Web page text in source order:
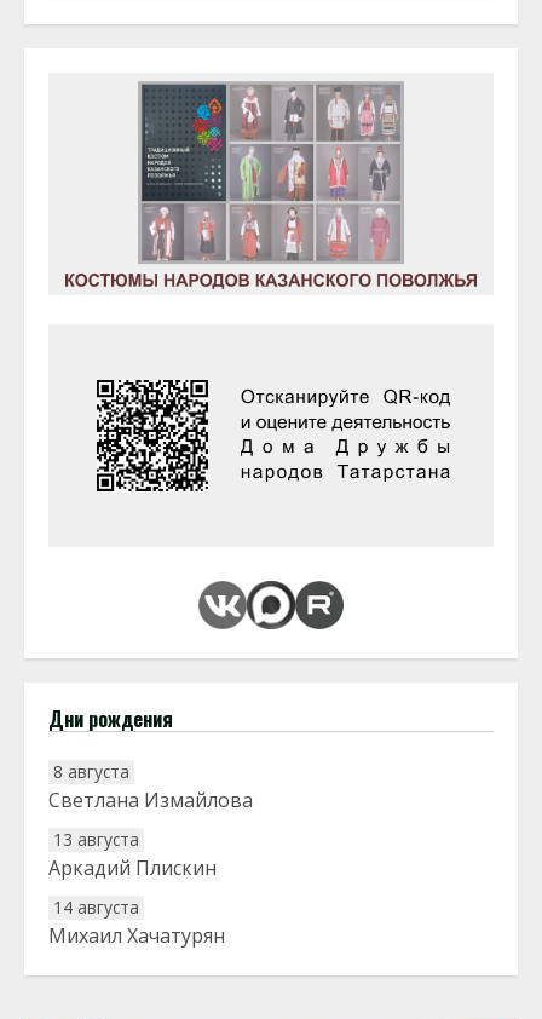
Дни рождения
8 августа
Светлана Измайлова
13 августа
Аркадий Плискин
14 августа
Михаил Хачатурян
20 августа